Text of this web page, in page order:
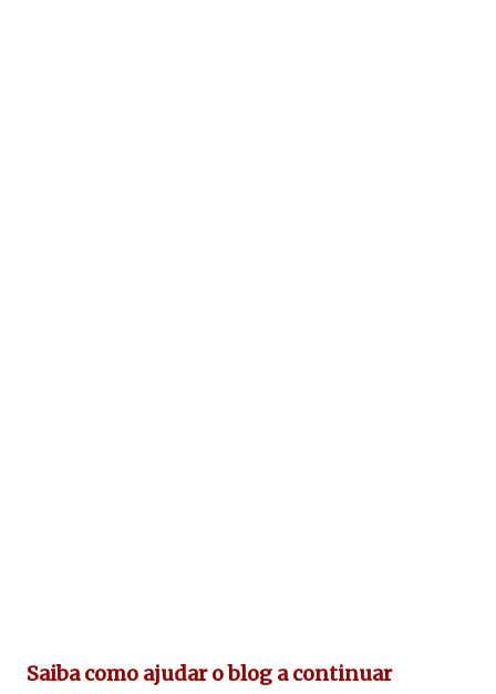
Saiba como ajudar o blog a continuar